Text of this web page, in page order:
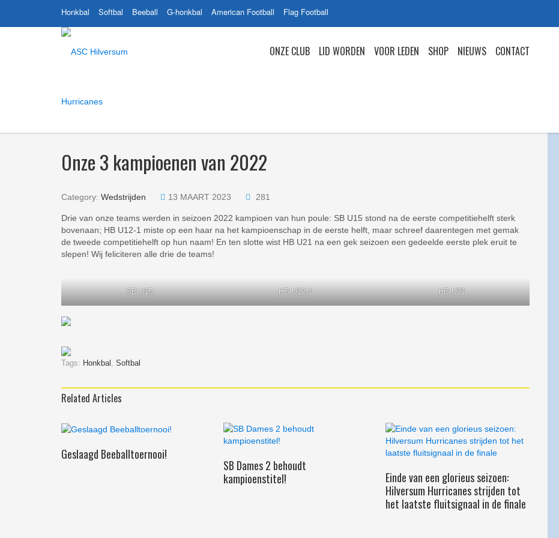
Honkbal Softbal Beeball G-honkbal American Football Flag Football
ONZE CLUB LID WORDEN VOOR LEDEN SHOP NIEUWS CONTACT
Onze 3 kampioenen van 2022
Category: Wedstrijden 13 MAART 2023 281
Drie van onze teams werden in seizoen 2022 kampioen van hun poule: SB U15 stond na de eerste competitiehelft sterk
bovenaan; HB U12-1 miste op een haar na het kampioenschap in de eerste helft, maar schreef daarentegen met gemak
de tweede competitiehelft op hun naam! En ten slotte wist HB U21 na een gek seizoen een gedeelde eerste plek eruit te
slepen! Wij feliciteren alle drie de teams!
SB U15 HB U12-1 HB U21
Tags: Honkbal , Softbal
Related Articles
Geslaagd Beeballtoernooi!
SB Dames 2 behoudt
kampioenstitel!
Einde van een glorieus seizoen:
Hilversum Hurricanes strijden tot
het laatste fluitsignaal in de finale